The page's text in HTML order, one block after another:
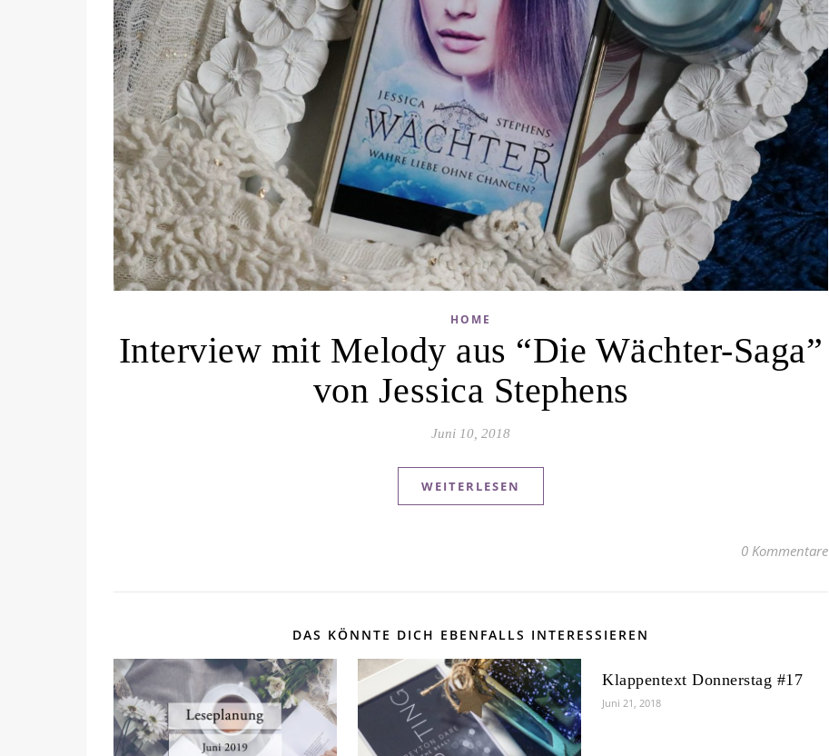
HOME
Interview mit Melody aus “Die Wächter-Saga”
von Jessica Stephens
Juni 10, 2018
WEITERLESEN
0 Kommentare
DAS KÖNNTE DICH EBENFALLS INTERESSIEREN
Klappentext Donnerstag #17
Juni 21, 2018